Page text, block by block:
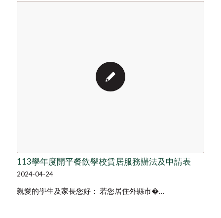
113學年度開平餐飲學校賃居服務辦法及申請表
2024-04-24
親愛的學生及家長您好： 若您居住外縣市�…